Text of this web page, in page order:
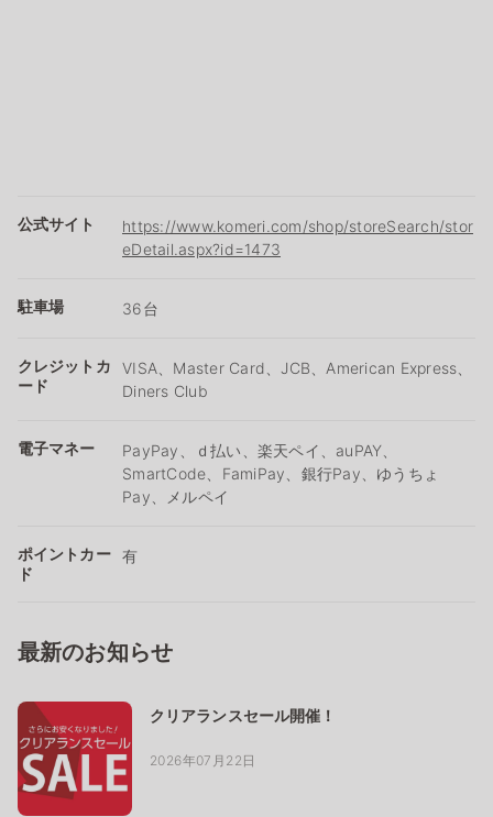
公式サイト
https://www.komeri.com/shop/storeSearch/stor
eDetail.aspx?id=1473
駐車場 36台
クレジットカ
ード
VISA、Master Card、JCB、American Express、
Diners Club
電子マネー
PayPay、ｄ払い、楽天ペイ、auPAY、
SmartCode、FamiPay、銀行Pay、ゆうちょ
Pay、メルペイ
ポイントカー
ド
有
最新のお知らせ
クリアランスセール開催！
2026年07月22日